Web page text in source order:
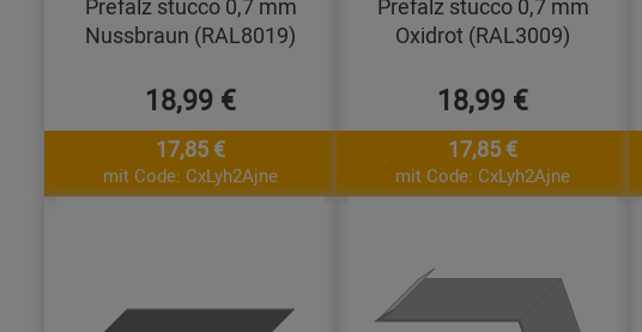
Prefalz stucco 0,7 mm
Nussbraun (RAL8019)
18,99 €
17,85 €
mit Code: CxLyh2Ajne
Prefalz stucco 0,7 mm
Oxidrot (RAL3009)
18,99 €
17,85 €
mit Code: CxLyh2Ajne